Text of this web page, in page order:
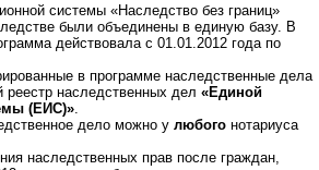
системы «Наследство без границ»
были объединены в единую базу. В
действовала с 01.01.2012 года по
в программе наследственные дела
реестр наследственных дел «Единой
(ЕИС)»
дело можно у любого нотариуса
наследственных прав после граждан,